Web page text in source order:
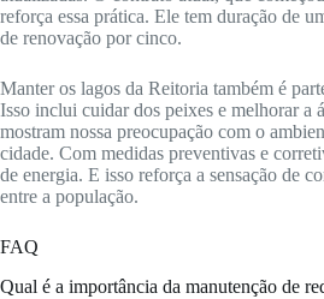
reforça essa prática. Ele tem duração de
de renovação por cinco.
Manter os lagos da Reitoria também é
Isso inclui cuidar dos peixes e melhorar a
mostram nossa preocupação com o
cidade. Com medidas preventivas e
de energia. E isso reforça a sensação de
entre a população.
FAQ
Qual é a importância da manutenção de